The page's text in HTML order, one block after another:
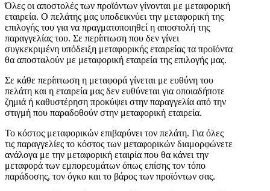
Όλες οι αποστολές των προϊόντων γίνονται με μεταφορική
εταιρεία. Ο πελάτης μας υποδεικνύει την μεταφορική της
επιλογής του για να πραγματοποιηθεί η αποστολή της
παραγγελίας του. Σε περίπτωση που δεν γίνει
συγκεκριμένη υπόδειξη μεταφορικής εταιρείας τα προϊόντα
θα αποσταλούν με μεταφορική εταιρεία της επιλογής μας.
Σε κάθε περίπτωση η μεταφορά γίνεται με ευθύνη του
πελάτη και η εταιρεία μας δεν ευθύνεται για οποιαδήποτε
ζημιά ή καθυστέρηση προκύψει στην παραγγελία από την
στιγμή που παραδοθούν στην μεταφορική εταιρεία.
Το κόστος μεταφορικών επιβαρύνει τον πελάτη. Για όλες
τις παραγγελίες το κόστος των μεταφορικών διαμορφώνετε
ανάλογα με την μεταφορική εταιρία που θα κάνει την
μεταφορά των εμπορευμάτων όπως επίσης τον τόπο
παράδοσης, τον όγκο και το βάρος των προϊόντων σας.